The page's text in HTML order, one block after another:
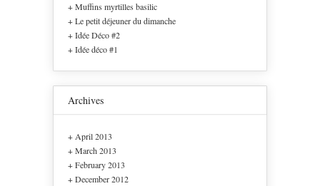
Muffins myrtilles basilic
Le petit déjeuner du dimanche
Idée Déco #2
Idée déco #1
Archives
April 2013
March 2013
February 2013
December 2012